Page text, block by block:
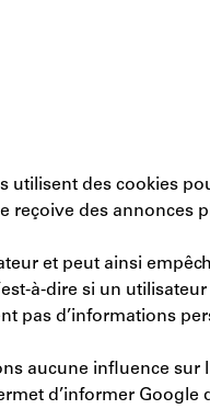
utilisent des cookies
reçoive des annonces
et peut ainsi
à-dire si un
pas d’informations
aucune influence
d’informer